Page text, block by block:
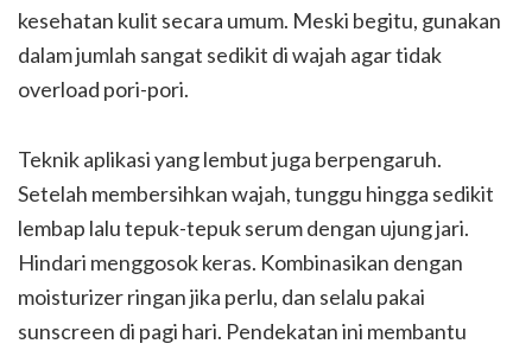
kesehatan kulit secara umum. Meski begitu, gunakan
dalam jumlah sangat sedikit di wajah agar tidak
overload pori-pori.
Teknik aplikasi yang lembut juga berpengaruh.
Setelah membersihkan wajah, tunggu hingga sedikit
lembap lalu tepuk-tepuk serum dengan ujung jari.
Hindari menggosok keras. Kombinasikan dengan
moisturizer ringan jika perlu, dan selalu pakai
sunscreen di pagi hari. Pendekatan ini membantu